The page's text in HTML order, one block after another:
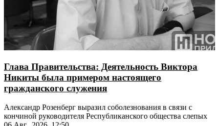
Глава Правительства: Деятельность Виктора
Никиты была примером настоящего
гражданского служения
Александр Розенберг выразил соболезнования в связи с
кончиной руководителя Республиканского общества слепых